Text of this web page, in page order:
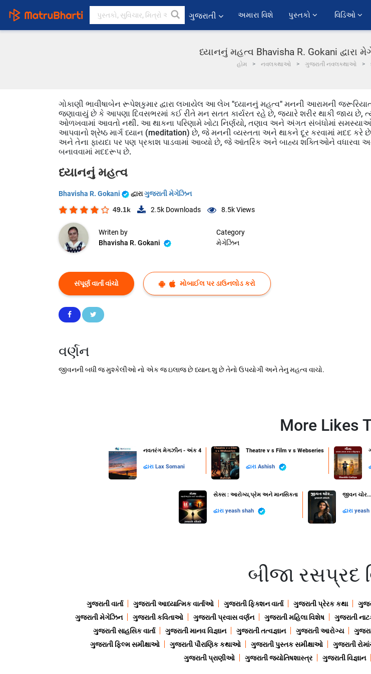
ગુજરાતી અમારા વિશે પુસ્તકો વિડિઓ
ધ્યાનનું મહત્વ Bhavisha R. Gokani દ્વારા
હોમ નવલકથાઓ ગુજરાતી નવલકથાઓ
ગોકાણી ભાવીષાબેન રૂપેશકુમાર દ્વારા લખાયેલ આ લેખ "ધ્યાનનું મહત્વ" મનની આરામની
જણાવાયું છે કે આપણા દિવસભરમાં કઈ રીતે મન સતત કાર્યરત રહે છે, જ્યારે શરીર થાકી જાય છે,
ઓળખવામાં આવતો નથી. આ થાકના પરિણામે ખોટા નિર્ણયો, તણાવ અને અંગત સંબંધોમાં
આપવાનો શ્રેષ્ઠ માર્ગ ધ્યાન (meditation) છે, જે મનની વ્યસ્તતા અને થાકને દૂર કરવામાં મદદ કરે
અને તેના ફાયદા પર પણ પ્રકાશ પાડવામાં આવ્યો છે, જે આંતરિક અને બાહ્ય શક્તિઓને વધારવા
બનાવવામાં મદદરૂપ છે.
ધ્યાનનું મહત્વ
Bhavisha R. Gokani દ્વારાગુજરાતી મેગેઝિન
49.1k 2.5k Downloads 8.5kViews
Writen by
Bhavisha R. Gokani
Category
મેગેઝિન
સંપૂર્ણ વાર્તા વાંચો મોબાઈલ પર ડાઉનલોડ કરો
વર્ણન
જીવનની બધી જ મુશ્કેલીઓ નો એક જ ઇલાજ છે ધ્યાન.શુ છે તેનો ઉપયોગી અને તેનુ મહત્વ વાચો.
More Likes
નવતરંગ મેગઝીન - અંક 4
દ્વારા Lax Somani
Theatre v s Film v s Webseries
દ્વારા Ashish
સેક્સ : આરોગ્ય,પ્રેમ અને માનસિકતા
દ્વારા yeash shah
જીવન
દ્વારા yeash
બીજા રસપ્રદ
ગુજરાતી વાર્તા ગુજરાતી આધ્યાત્મિક વાર્તાઓ ગુજરાતી ફિક્શન વાર્તા ગુજરાતી પ્રેરક કથા
ગુજરાતી મેગેઝિન
ગુજરાતી કવિતાઓ ગુજરાતી પ્રવાસ વર્ણન ગુજરાતી મહિલા વિશેષ ગુજરાતી
ગુજરાતી સાહસિક વાર્તા
ગુજરાતી માનવ વિજ્ઞાન ગુજરાતી તત્વજ્ઞાન ગુજરાતી આરોગ્ય
ગુજરાતી ફિલ્મ સમીક્ષાઓ
ગુજરાતી પૌરાણિક કથાઓ ગુજરાતી પુસ્તક સમીક્ષાઓ ગુજરાતી
ગુજરાતી પ્રાણીઓ
ગુજરાતી જ્યોતિષશાસ્ત્ર ગુજરાતી વિજ્ઞાન